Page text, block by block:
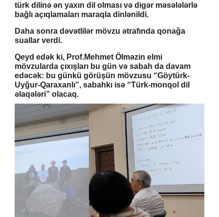
türk dilinə ən yaxın dil olması və digər məsələlərlə
bağlı açıqlamaları maraqla dinlənildi.
Daha sonra dəvətlilər mövzu ətrafında qonağa
suallar verdi.
Qeyd edək ki, Prof.Mehmet Ölməzin elmi
mövzularda çıxışları bu gün və sabah da davam
edəcək: bu günkü görüşün mövzusu “Göytürk-
Uyğur-Qaraxanlı”, sabahkı isə “Türk-monqol dil
əlaqələri” olacaq.